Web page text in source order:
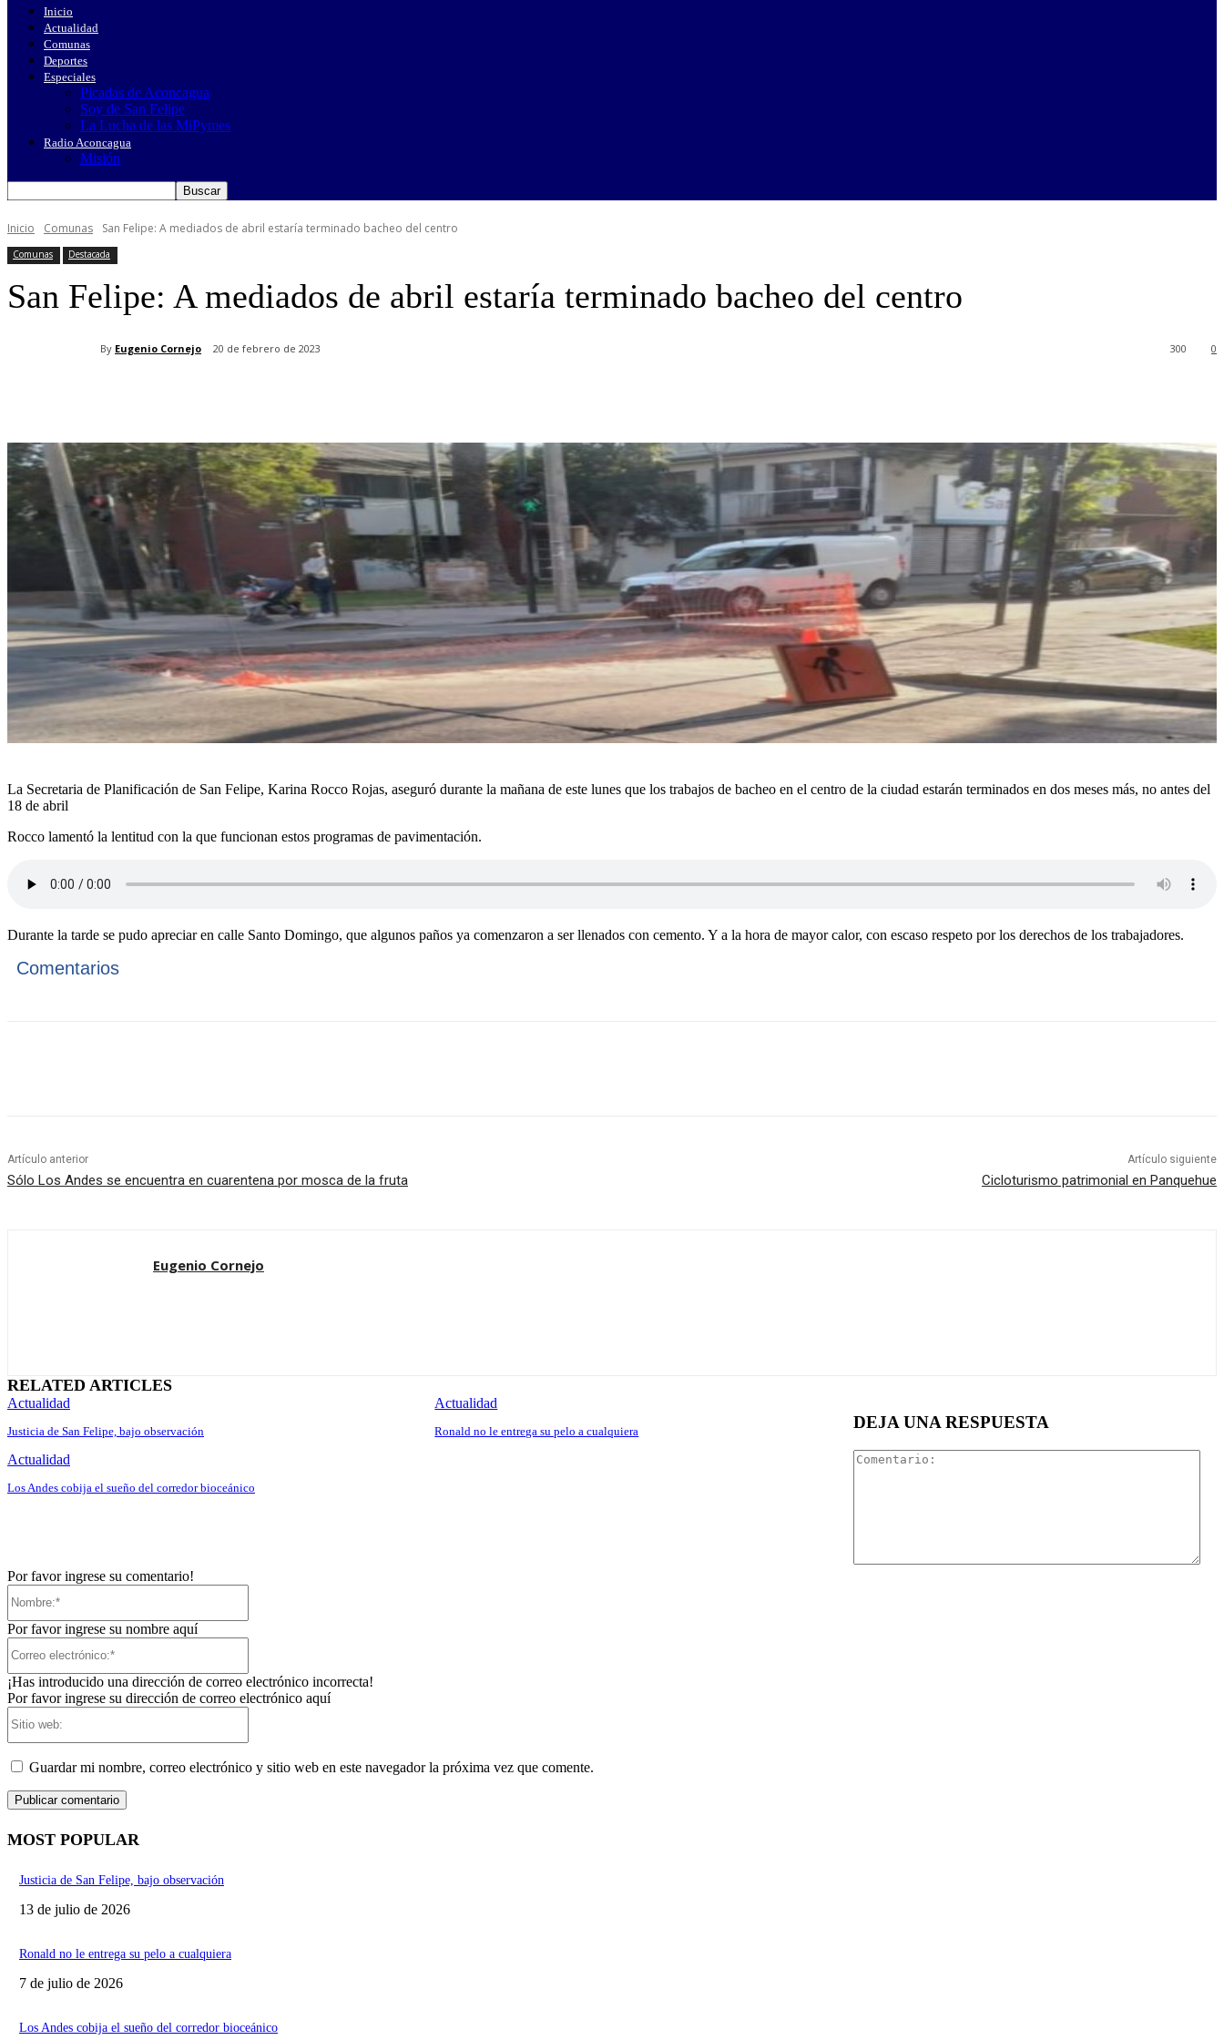
Inicio
Actualidad
Comunas
Deportes
Especiales
Picadas de Aconcagua
Soy de San Felipe
La Lucha de las MiPymes
Radio Aconcagua
Misión
Inicio Comunas San Felipe: A mediados de abril estaría terminado bacheo del centro
Comunas Destacada
San Felipe: A mediados de abril estaría terminado bacheo del centro
By Eugenio Cornejo 20 de febrero de 2023 0
300
La Secretaria de Planificación de San Felipe, Karina Rocco Rojas, aseguró durante la mañana de este lunes que los trabajos de bacheo en el centro de la ciudad estarán terminados en dos meses más, no antes del
18 de abril
Rocco lamentó la lentitud con la que funcionan estos programas de pavimentación.
Durante la tarde se pudo apreciar en calle Santo Domingo, que algunos paños ya comenzaron a ser llenados con cemento. Y a la hora de mayor calor, con escaso respeto por los derechos de los trabajadores.
Comentarios
Artículo anterior
Sólo Los Andes se encuentra en cuarentena por mosca de la fruta
Artículo siguiente
Cicloturismo patrimonial en Panquehue
Eugenio Cornejo
RELATED ARTICLES
Actualidad
Justicia de San Felipe, bajo observación
Actualidad
Ronald no le entrega su pelo a cualquiera
Actualidad
Los Andes cobija el sueño del corredor bioceánico
DEJA UNA RESPUESTA
Por favor ingrese su comentario!
Por favor ingrese su nombre aquí
¡Has introducido una dirección de correo electrónico incorrecta!
Por favor ingrese su dirección de correo electrónico aquí
Guardar mi nombre, correo electrónico y sitio web en este navegador la próxima vez que comente.
MOST POPULAR
Justicia de San Felipe, bajo observación
13 de julio de 2026
Ronald no le entrega su pelo a cualquiera
7 de julio de 2026
Los Andes cobija el sueño del corredor bioceánico